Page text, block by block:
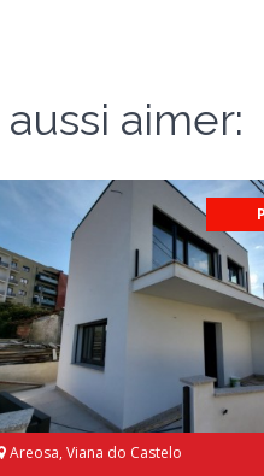
aimer:
Areosa, Viana do Castelo